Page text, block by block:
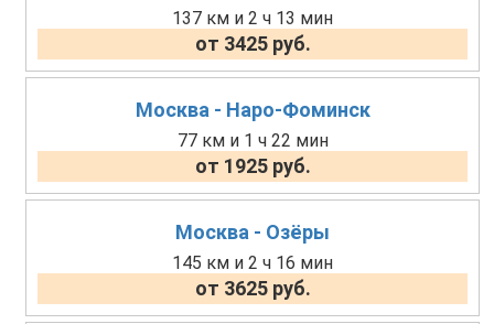
137 км и 2 ч 13 мин
от 3425 руб.
Москва - Наро-Фоминск
77 км и 1 ч 22 мин
от 1925 руб.
Москва - Озёры
145 км и 2 ч 16 мин
от 3625 руб.